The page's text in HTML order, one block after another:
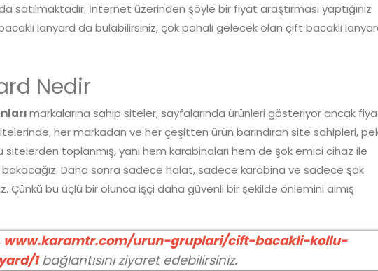
satılmaktadır. İnternet üzerinden şöyle bir fiyat araştırması yaptığınız
lanyard da bulabilirsiniz, çok pahalı gelecek olan çift bacaklı
Nedir
markalarına sahip siteler, sayfalarında ürünleri gösteriyor ancak
her markadan ve her çeşitten ürün barındıran site sahipleri,
toplanmış, yani hem karabinaları hem de şok emici cihaz ile
bakacağız. Daha sonra sadece halat, sadece karabina ve sadece şok
Çünkü bu üçlü bir olunca işçi daha güvenli bir şekilde önlemini almış
www.karamtr.com/urun-gruplari/cift-bacakli-kollu-
1bağlantısını ziyaret edebilirsiniz.